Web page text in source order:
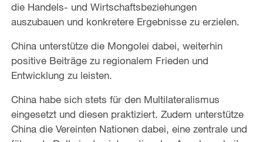
die Handels- und Wirtschaftsbeziehungen
auszubauen und konkretere Ergebnisse zu erzielen.
China unterstütze die Mongolei dabei, weiterhin
positive Beiträge zu regionalem Frieden und
Entwicklung zu leisten.
China habe sich stets für den Multilateralismus
eingesetzt und diesen praktiziert. Zudem unterstütze
China die Vereinten Nationen dabei, eine zentrale und